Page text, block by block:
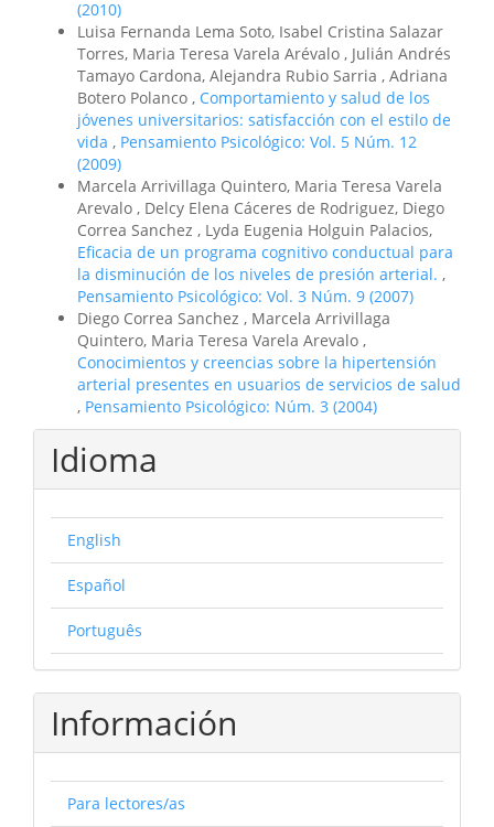
(2010)
Luisa Fernanda Lema Soto, Isabel Cristina Salazar
Torres, Maria Teresa Varela Arévalo , Julián Andrés
Tamayo Cardona, Alejandra Rubio Sarria , Adriana
Botero Polanco , Comportamiento y salud de los
jóvenes universitarios: satisfacción con el estilo de
vida , Pensamiento Psicológico: Vol. 5 Núm. 12
(2009)
Marcela Arrivillaga Quintero, Maria Teresa Varela
Arevalo , Delcy Elena Cáceres de Rodriguez, Diego
Correa Sanchez , Lyda Eugenia Holguin Palacios,
Eficacia de un programa cognitivo conductual para
la disminución de los niveles de presión arterial. ,
Pensamiento Psicológico: Vol. 3 Núm. 9 (2007)
Diego Correa Sanchez , Marcela Arrivillaga
Quintero, Maria Teresa Varela Arevalo ,
Conocimientos y creencias sobre la hipertensión
arterial presentes en usuarios de servicios de salud
, Pensamiento Psicológico: Núm. 3 (2004)
Idioma
English
Español
Português
Información
Para lectores/as